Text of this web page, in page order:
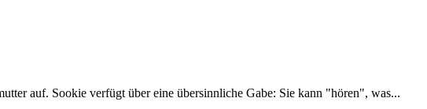
auf. Sookie verfügt über eine übersinnliche Gabe: Sie kann "hören", was...